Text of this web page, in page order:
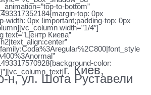
to-bottom”
top: 0px
width: 0px !important;padding-top: 0px
width=”1/4″]
text=”Центр Киева”
color:
г. Киев,
н, ул. Шота Руставели